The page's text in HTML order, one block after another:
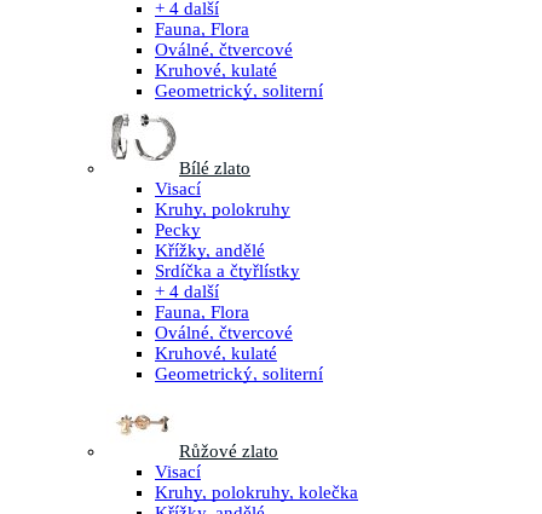
+ 4 další
Fauna, Flora
Oválné, čtvercové
Kruhové, kulaté
Geometrický, soliterní
Bílé zlato
Visací
Kruhy, polokruhy
Pecky
Křížky, andělé
Srdíčka a čtyřlístky
+ 4 další
Fauna, Flora
Oválné, čtvercové
Kruhové, kulaté
Geometrický, soliterní
Růžové zlato
Visací
Kruhy, polokruhy, kolečka